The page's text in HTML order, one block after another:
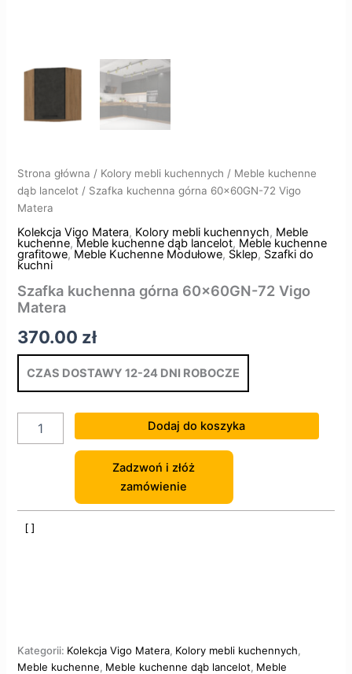
Strona główna / Kolory mebli kuchennych / Meble kuchenne
dąb lancelot / Szafka kuchenna górna 60x60GN-72 Vigo
Matera
Kolekcja Vigo Matera, Kolory mebli kuchennych, Meble
kuchenne,Meble kuchenne dąb lancelot, Meble kuchenne
grafitowe, Meble Kuchenne Modułowe, Sklep, Szafki do
kuchni
Szafka kuchenna górna 60x60GN-72 Vigo
Matera
370.00 zł
CZAS DOSTAWY 12-24 DNI ROBOCZE
Dodaj do koszyka
Zadzwoń i złóż
zamówienie
Kategorii: Kolekcja Vigo Matera, Kolory mebli kuchennych,
Meble kuchenne, Meble kuchenne dąb lancelot, Meble